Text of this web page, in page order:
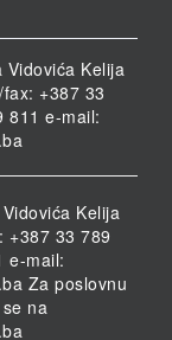
Vidovića Kelija
+387 33
811 e-mail:
Kelija
+387 33 789
e-mail:
Za poslovnu
na